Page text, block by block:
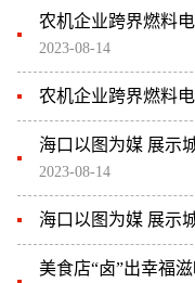
农机企业跨界燃料
2023-08-14
农机企业跨界燃料
海口以图为媒 展示
2023-08-14
海口以图为媒 展示
美食店“卤”出幸福